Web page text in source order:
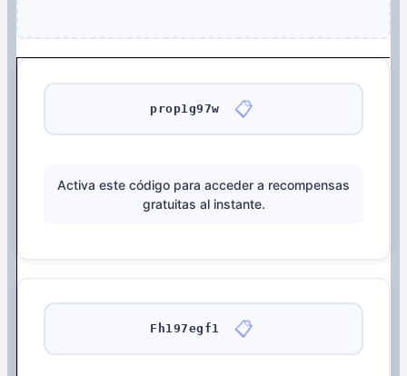
prop1g97w 📋
Activa este código para acceder a recompensas
gratuitas al instante.
Fh197egf1 📋